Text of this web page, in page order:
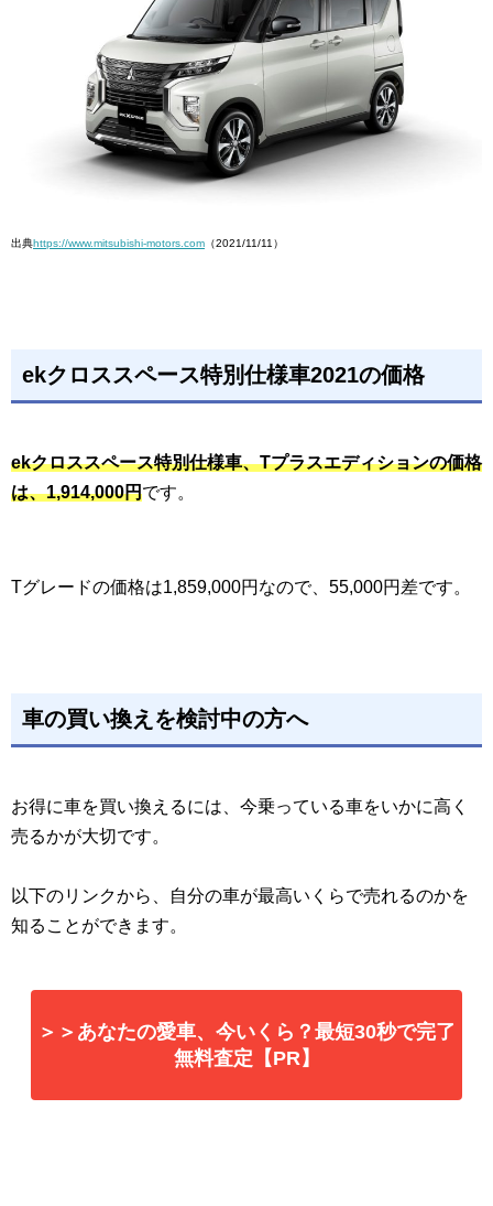
出典https://www.mitsubishi-motors.com （2021/11/11）
ekクロススペース特別仕様車2021の価格
ekクロススペース特別仕様車、Tプラスエディションの価格
は、1,914,000円です。
Tグレードの価格は1,859,000円なので、55,000円差です。
車の買い換えを検討中の方へ
お得に車を買い換えるには、今乗っている車をいかに高く
売るかが大切です。
以下のリンクから、自分の車が最高いくらで売れるのかを
知ることができます。
＞＞あなたの愛車、今いくら？最短30秒で完了
無料査定【PR】